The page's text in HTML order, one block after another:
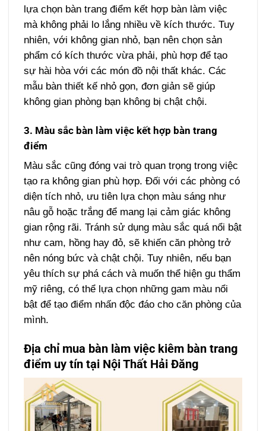
lựa chọn bàn trang điểm kết hợp bàn làm việc
mà không phải lo lắng nhiều về kích thước. Tuy
nhiên, với không gian nhỏ, bạn nên chọn sản
phẩm có kích thước vừa phải, phù hợp để tạo
sự hài hòa với các món đồ nội thất khác. Các
mẫu bàn thiết kế nhỏ gọn, đơn giản sẽ giúp
không gian phòng bạn không bị chật chội.
3. Màu sắc bàn làm việc kết hợp bàn trang
điểm
Màu sắc cũng đóng vai trò quan trọng trong việc
tạo ra không gian phù hợp. Đối với các phòng có
diện tích nhỏ, ưu tiên lựa chọn màu sáng như
nâu gỗ hoặc trắng để mang lại cảm giác không
gian rộng rãi. Tránh sử dụng màu sắc quá nổi bật
như cam, hồng hay đỏ, sẽ khiến căn phòng trở
nên nóng bức và chật chội. Tuy nhiên, nếu bạn
yêu thích sự phá cách và muốn thể hiện gu thẩm
mỹ riêng, có thể lựa chọn những gam màu nổi
bật để tạo điểm nhấn độc đáo cho căn phòng của
mình.
Địa chỉ mua bàn làm việc kiêm bàn trang
điểm uy tín tại Nội Thất Hải Đăng